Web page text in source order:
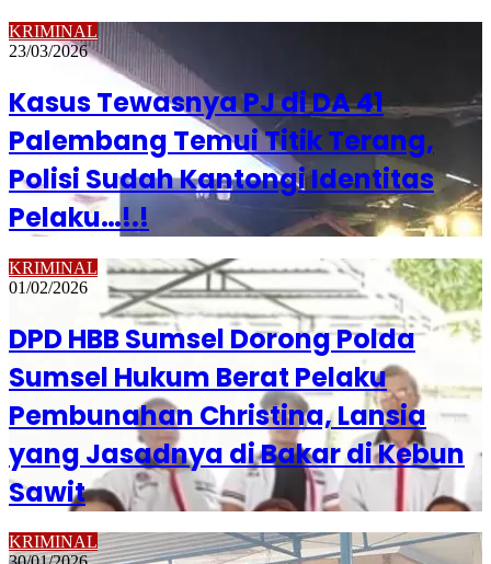
KRIMINAL
23/03/2026
Kasus Tewasnya PJ di DA 41
Palembang Temui Titik Terang,
Polisi Sudah Kantongi Identitas
Pelaku…!.!
KRIMINAL
01/02/2026
DPD HBB Sumsel Dorong Polda
Sumsel Hukum Berat Pelaku
Pembunahan Christina, Lansia
yang Jasadnya di Bakar di Kebun
Sawit
KRIMINAL